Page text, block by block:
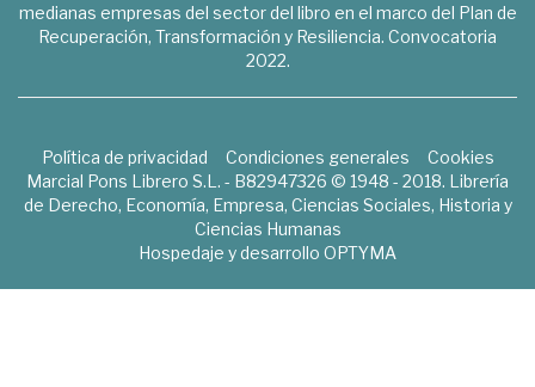
medianas empresas del sector del libro en el marco del Plan de
Recuperación, Transformación y Resiliencia. Convocatoria
2022.
Política de privacidad Condiciones generales
Cookies
Marcial Pons Librero S.L. - B82947326 © 1948 - 2018. Librería
de Derecho, Economía, Empresa, Ciencias Sociales, Historia y
Ciencias Humanas
Hospedaje y desarrollo OPTYMA